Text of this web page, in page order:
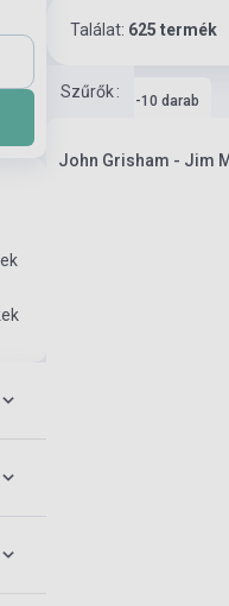
Találat: 625 termék
Szűrők:
Készlet: 1-10 darab
John Grisham - Jim